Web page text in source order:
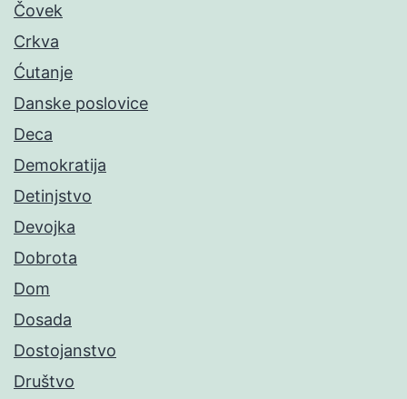
Čovek
Crkva
Ćutanje
Danske poslovice
Deca
Demokratija
Detinjstvo
Devojka
Dobrota
Dom
Dosada
Dostojanstvo
Društvo